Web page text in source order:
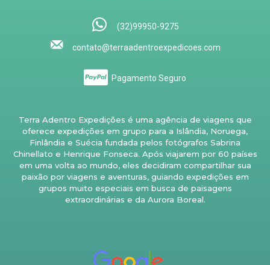
(32)99950-9275
contato@terraadentroexpedicoes.com
Pagamento Seguro
Terra Adentro Expedições é uma agência de viagens que
oferece expedições em grupo para a Islândia, Noruega,
Finlândia e Suécia fundada pelos fotógrafos Sabrina
Chinellato e Henrique Fonseca. Após viajarem por 60 países
em uma volta ao mundo, eles decidiram compartilhar sua
paixão por viagens e aventuras, guiando expedições em
grupos muito especiais em busca de paisagens
extraordinárias e da Aurora Boreal.